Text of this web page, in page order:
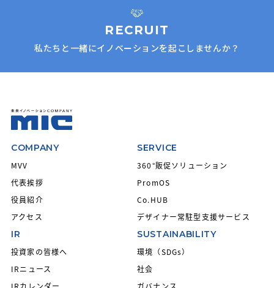
RECRUIT
私たちと一緒にイノベーションを起こしませんか？
COMPANY
MVV
代表挨拶
役員紹介
アクセス
SERVICE
360°販促ソリューション
PromOS
Co.HUB
デザイナー常駐型支援サービス
IR
投資家の皆様へ
IRニュース
SUSTAINABILITY
環境（SDGs）
社会